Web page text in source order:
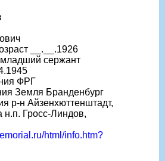
__.__.1926
сержант
ФРГ
Земля Бранденбург
р-н Айзенхюттенштадт,
н.п. Гросс-Линдов,
html/info.htm?